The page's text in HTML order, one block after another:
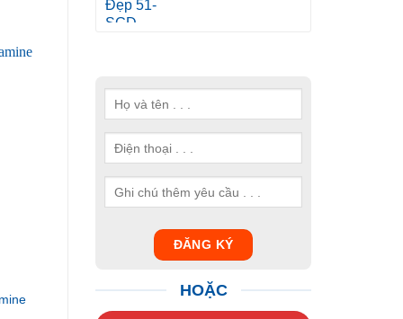
HOẶC